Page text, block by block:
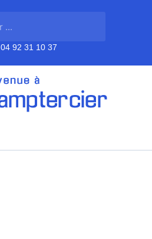
04 92 31 10 37